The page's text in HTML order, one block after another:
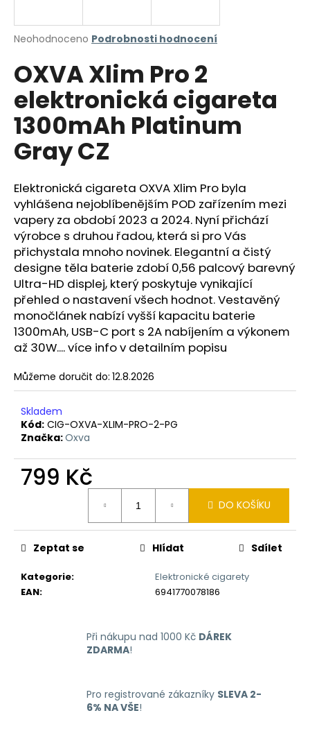
Průměrné
produktu
je
z
5
hvězdiček.
Neohodnoceno Podrobnosti hodnocení
OXVA Xlim Pro 2
elektronická cigareta
1300mAh Platinum
Gray CZ
Elektronická cigareta OXVA Xlim Pro byla
vyhlášena nejoblíbenějším POD zařízením mezi
vapery za období 2023 a 2024. Nyní přichází
výrobce s druhou řadou, která si pro Vás
přichystala mnoho novinek. Elegantní a čistý
designe těla baterie zdobí 0,56 palcový barevný
Ultra-HD displej, který poskytuje vynikající
přehled o nastavení všech hodnot. Vestavěný
monočlánek nabízí vyšší kapacitu baterie
1300mAh, USB-C port s 2A nabíjením a výkonem
až 30W.... více info v detailním popisu
Můžeme doručit do: 12.8.2026
Skladem
Kód: CIG-OXVA-XLIM-PRO-2-PG
Značka:Oxva
799 Kč
DO KOŠÍKU
Kategorie:
Elektronické cigarety
EAN: 6941770078186
Zeptat se Hlídat Sdílet
Při nákupu nad 1000 Kč DÁREK
ZDARMA!
Pro registrované zákazníky SLEVA 2-
6% NA VŠE!
j
t
?
D
o
p
o
r
u
č
u
j
m
e
LIQUID
ARAMAX
CIGAR
TOBACCO
4X10ML-
Kč